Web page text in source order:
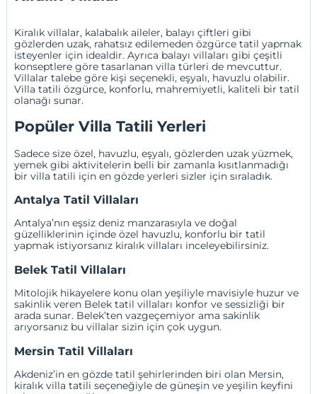
Kiralık villalar, kalabalık aileler, balayı çiftleri gibi
gözlerden uzak, rahatsız edilemeden özgürce tatil yapmak
isteyenler için idealdir. Ayrıca balayı villaları gibi çeşitli
konseptlere göre tasarlanan villa türleri de mevcuttur.
Villalar talebe göre kişi seçenekli, eşyalı, havuzlu olabilir.
Villa tatili özgürce, konforlu, mahremiyetli, kaliteli bir tatil
olanağı sunar.
Popüler Villa Tatili Yerleri
Sadece size özel, havuzlu, eşyalı, gözlerden uzak yüzmek,
yemek gibi aktivitelerin belli bir zamanla kısıtlanmadığı
bir villa tatili için en gözde yerleri sizler için sıraladık.
Antalya Tatil Villaları
Antalya’nın eşsiz deniz manzarasıyla ve doğal
güzelliklerinin içinde özel havuzlu, konforlu bir tatil
yapmak istiyorsanız kiralık villaları inceleyebilirsiniz.
Belek Tatil Villaları
Mitolojik hikayelere konu olan yeşiliyle mavisiyle huzur ve
sakinlik veren Belek tatil villaları konfor ve sessizliği bir
arada sunar. Belek’ten vazgeçemiyor ama sakinlik
arıyorsanız bu villalar sizin için çok uygun.
Mersin Tatil Villaları
Akdeniz’in en gözde tatil şehirlerinden biri olan Mersin,
kiralık villa tatili seçeneğiyle de güneşin ve yeşilin keyfini